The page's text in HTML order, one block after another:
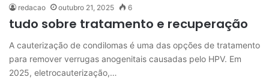
redacao outubro 21, 2025 6
tudo sobre tratamento e recuperação
A cauterização de condilomas é uma das opções de tratamento
para remover verrugas anogenitais causadas pelo HPV. Em
2025, eletrocauterização,…